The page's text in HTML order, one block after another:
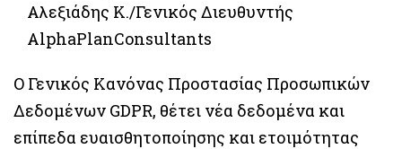
Αλεξιάδης Κ./Γενικός Διευθυντής
AlphaPlanConsultants
Ο Γενικός Κανόνας Προστασίας Προσωπικών
Δεδομένων GDPR, θέτει νέα δεδομένα και
επίπεδα ευαισθητοποίησης και ετοιμότητας